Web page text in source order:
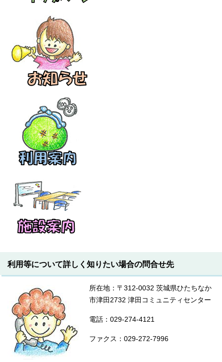
利用等について詳しく知りたい場合の問合せ先
所在地：〒312-0032 茨城県ひたちなか
市津田2732 津田コミュニティセンター
電話：029-274-4121
ファクス：029-272-7996